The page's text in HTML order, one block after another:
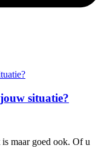
situatie?
maar goed ook. Of u